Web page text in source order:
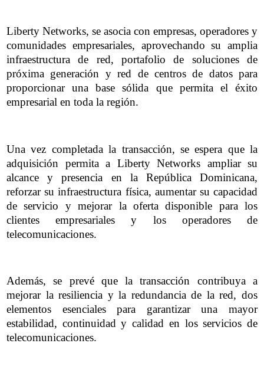
Liberty Networks, se asocia con empresas, operadores y
comunidades empresariales, aprovechando su amplia
infraestructura de red, portafolio de soluciones de
próxima generación y red de centros de datos para
proporcionar una base sólida que permita el éxito
empresarial en toda la región.
Una vez completada la transacción, se espera que la
adquisición permita a Liberty Networks ampliar su
alcance y presencia en la República Dominicana,
reforzar su infraestructura física, aumentar su capacidad
de servicio y mejorar la oferta disponible para los
clientes empresariales y los operadores de
telecomunicaciones.
Además, se prevé que la transacción contribuya a
mejorar la resiliencia y la redundancia de la red, dos
elementos esenciales para garantizar una mayor
estabilidad, continuidad y calidad en los servicios de
telecomunicaciones.